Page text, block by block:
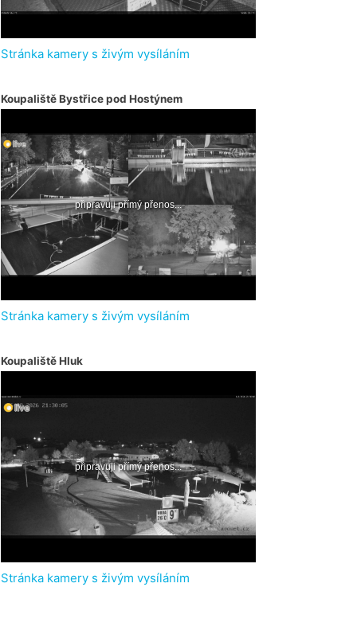
Stránka kamery s živým vysíláním
Koupaliště Bystřice pod Hostýnem
Stránka kamery s živým vysíláním
Koupaliště Hluk
Stránka kamery s živým vysíláním